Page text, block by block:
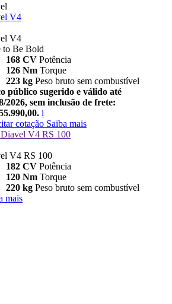
V4
V4
to Be Bold
168 CV Potência
126 Nm Torque
223 kg Peso bruto sem combustível
público sugerido e válido até
2026, sem inclusão de frete:
i
cotação Saiba mais
Diavel V4 RS 100
V4 RS 100
182 CV Potência
120 Nm Torque
220 kg Peso bruto sem combustível
mais